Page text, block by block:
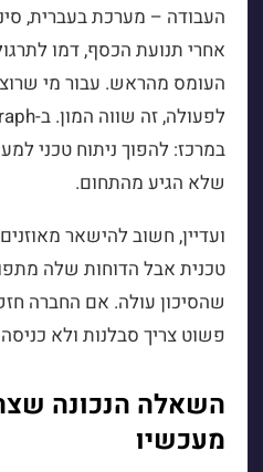
העבודה – מערכת בעברית,
אחרי תנועת הכסף, דמו
העומס מהראש. עבור מי
במרכז: להפוך ניתוח טכני
שלא הגיע מהתחום.
ועדיין, חשוב להישאר
טכנית אבל הדוחות שלה
שהסיכון עולה. אם החברה
פשוט צריך סבלנות ולא כניסה
השאלה הנכונה
מעכשיו